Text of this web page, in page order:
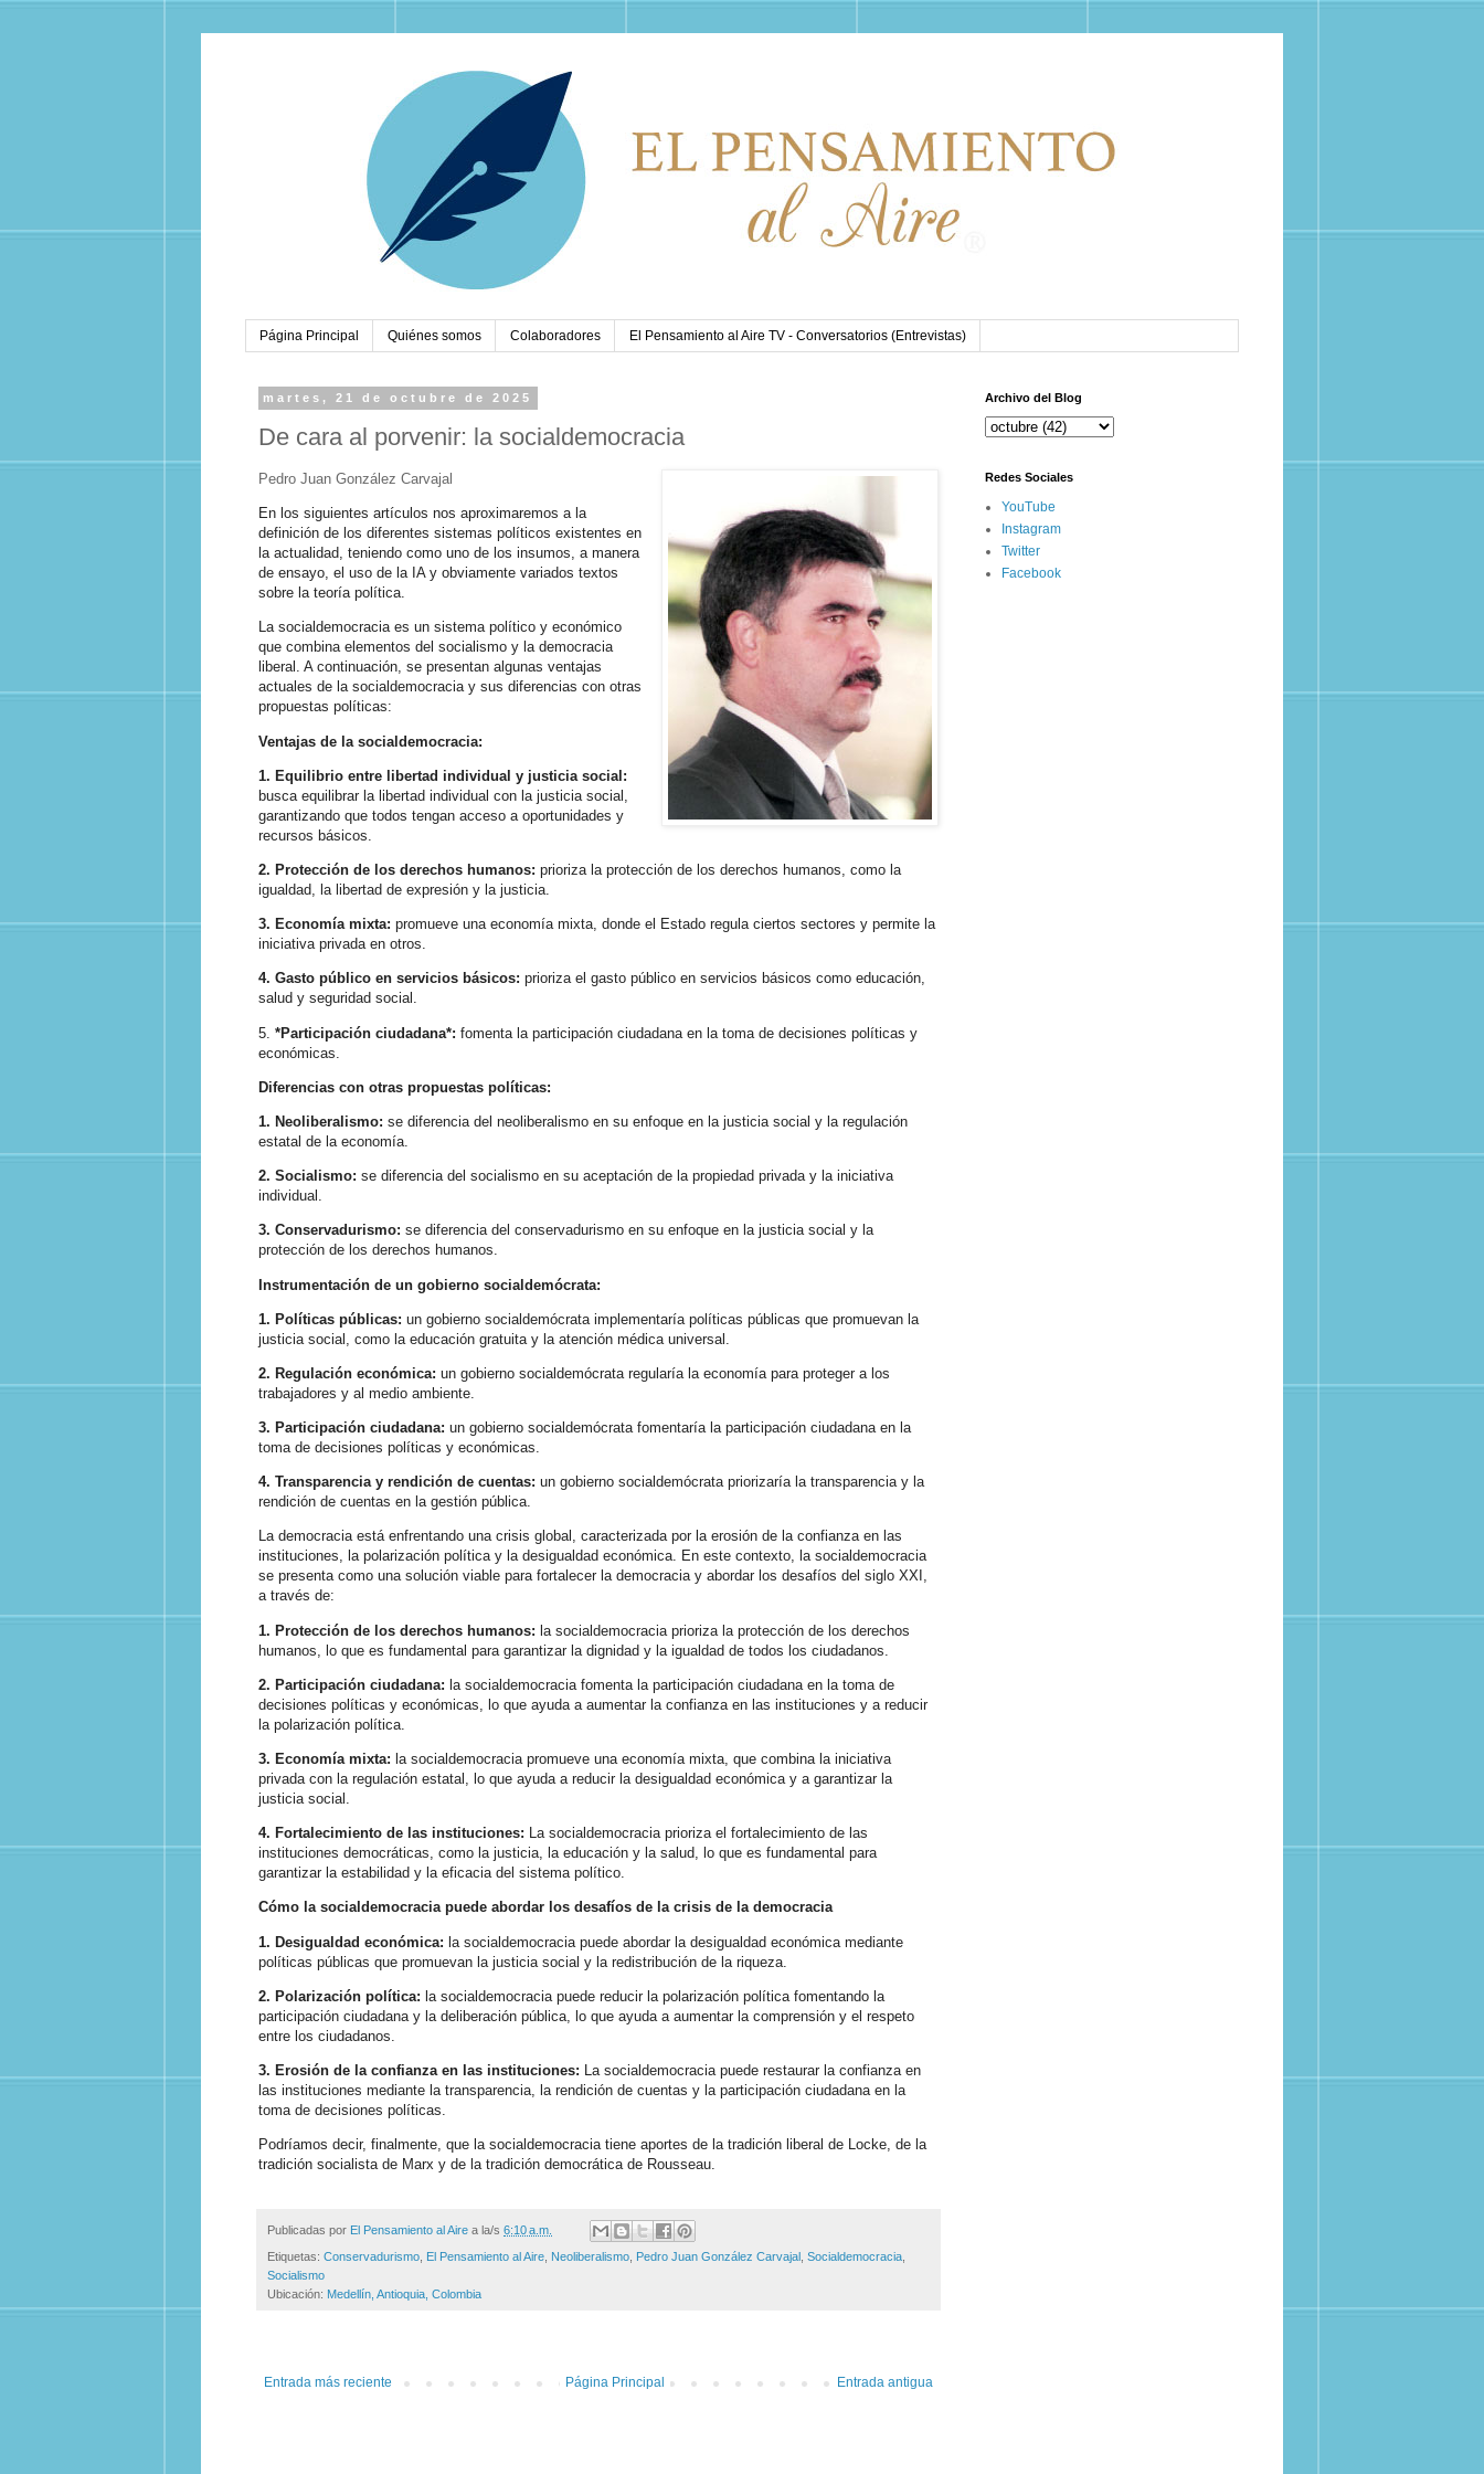
Página Principal Quiénes somos Colaboradores El Pensamiento al Aire TV - Conversatorios (Entrevistas)
martes, 21 de octubre de 2025
De cara al porvenir: la socialdemocracia
Pedro Juan González Carvajal
En los siguientes artículos nos aproximaremos a la
definición de los diferentes sistemas políticos existentes en
la actualidad, teniendo como uno de los insumos, a manera
de ensayo, el uso de la IA y obviamente variados textos
sobre la teoría política.
La socialdemocracia es un sistema político y económico
que combina elementos del socialismo y la democracia
liberal. A continuación, se presentan algunas ventajas
actuales de la socialdemocracia y sus diferencias con otras
propuestas políticas:
Ventajas de la socialdemocracia:
1. Equilibrio entre libertad individual y justicia social:
busca equilibrar la libertad individual con la justicia social,
garantizando que todos tengan acceso a oportunidades y
recursos básicos.
2. Protección de los derechos humanos: prioriza la protección de los derechos humanos, como la
igualdad, la libertad de expresión y la justicia.
3. Economía mixta: promueve una economía mixta, donde el Estado regula ciertos sectores y permite la
iniciativa privada en otros.
4. Gasto público en servicios básicos: prioriza el gasto público en servicios básicos como educación,
salud y seguridad social.
5. *Participación ciudadana*: fomenta la participación ciudadana en la toma de decisiones políticas y
económicas.
Diferencias con otras propuestas políticas:
1. Neoliberalismo: se diferencia del neoliberalismo en su enfoque en la justicia social y la regulación
estatal de la economía.
2. Socialismo: se diferencia del socialismo en su aceptación de la propiedad privada y la iniciativa
individual.
3. Conservadurismo: se diferencia del conservadurismo en su enfoque en la justicia social y la
protección de los derechos humanos.
Instrumentación de un gobierno socialdemócrata:
1. Políticas públicas: un gobierno socialdemócrata implementaría políticas públicas que promuevan la
justicia social, como la educación gratuita y la atención médica universal.
2. Regulación económica: un gobierno socialdemócrata regularía la economía para proteger a los
trabajadores y al medio ambiente.
3. Participación ciudadana: un gobierno socialdemócrata fomentaría la participación ciudadana en la
toma de decisiones políticas y económicas.
4. Transparencia y rendición de cuentas: un gobierno socialdemócrata priorizaría la transparencia y la
rendición de cuentas en la gestión pública.
La democracia está enfrentando una crisis global, caracterizada por la erosión de la confianza en las
instituciones, la polarización política y la desigualdad económica. En este contexto, la socialdemocracia
se presenta como una solución viable para fortalecer la democracia y abordar los desafíos del siglo XXI,
a través de:
1. Protección de los derechos humanos: la socialdemocracia prioriza la protección de los derechos
humanos, lo que es fundamental para garantizar la dignidad y la igualdad de todos los ciudadanos.
2. Participación ciudadana: la socialdemocracia fomenta la participación ciudadana en la toma de
decisiones políticas y económicas, lo que ayuda a aumentar la confianza en las instituciones y a reducir
la polarización política.
3. Economía mixta: la socialdemocracia promueve una economía mixta, que combina la iniciativa
privada con la regulación estatal, lo que ayuda a reducir la desigualdad económica y a garantizar la
justicia social.
4. Fortalecimiento de las instituciones: La socialdemocracia prioriza el fortalecimiento de las
instituciones democráticas, como la justicia, la educación y la salud, lo que es fundamental para
garantizar la estabilidad y la eficacia del sistema político.
Cómo la socialdemocracia puede abordar los desafíos de la crisis de la democracia
1. Desigualdad económica: la socialdemocracia puede abordar la desigualdad económica mediante
políticas públicas que promuevan la justicia social y la redistribución de la riqueza.
2. Polarización política: la socialdemocracia puede reducir la polarización política fomentando la
participación ciudadana y la deliberación pública, lo que ayuda a aumentar la comprensión y el respeto
entre los ciudadanos.
3. Erosión de la confianza en las instituciones: La socialdemocracia puede restaurar la confianza en
las instituciones mediante la transparencia, la rendición de cuentas y la participación ciudadana en la
toma de decisiones políticas.
Podríamos decir, finalmente, que la socialdemocracia tiene aportes de la tradición liberal de Locke, de la
tradición socialista de Marx y de la tradición democrática de Rousseau.
Publicadas por El Pensamiento al Aire a la/s 6:10 a.m.
Etiquetas: Conservadurismo El Pensamiento al Aire Neoliberalismo Pedro Juan González Carvajal Socialdemocracia
Socialismo
Ubicación: Medellín, Antioquia, Colombia
Entrada más reciente Entrada antigua
Página Principal
Archivo del Blog
Redes Sociales
YouTube
Instagram
Twitter
Facebook